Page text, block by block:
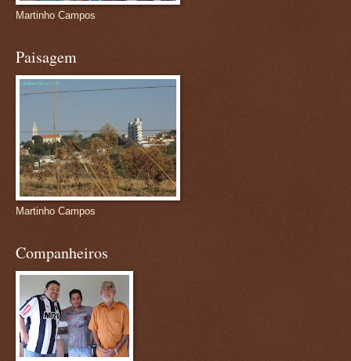
Martinho Campos
Paisagem
Martinho Campos
Companheiros